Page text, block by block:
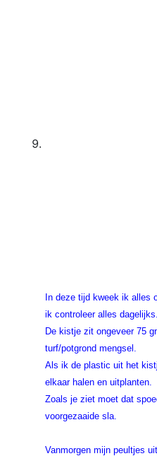
In deze tijd kweek ik alles
ik controleer alles dagelijks.
De kistje zit ongeveer 75
turf/potgrond mengsel.
Als ik de plastic uit het
elkaar halen en uitplanten.
Zoals je ziet moet dat
voorgezaaide sla.
Vanmorgen mijn peultjes